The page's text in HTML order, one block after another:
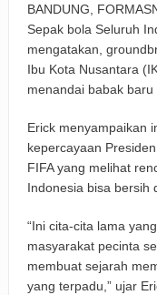
BANDUNG,
Sepak bola Seluruh
mengatakan,
Ibu Kota Nusantara
menandai babak baru
Erick menyampaikan
kepercayaan
FIFA yang melihat
Indonesia bisa bersih
“Ini cita-cita lama
masyarakat pecinta
membuat sejarah
yang terpadu,” ujar